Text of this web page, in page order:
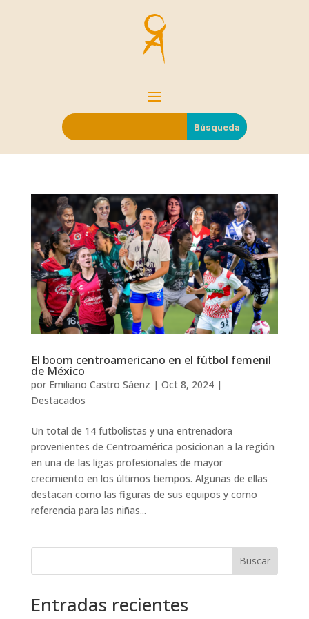
El boom centroamericano en el fútbol femenil
de México
por Emiliano Castro Sáenz | Oct 8, 2024|
Destacados
Un total de 14 futbolistas y una entrenadora
provenientes de Centroamérica posicionan a la región
en una de las ligas profesionales de mayor
crecimiento en los últimos tiempos. Algunas de ellas
destacan como las figuras de sus equipos y como
referencia para las niñas...
Buscar
Entradas recientes